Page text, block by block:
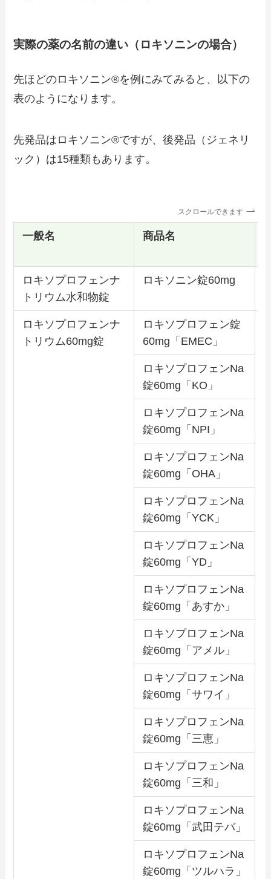
実際の薬の名前の違い（ロキソニンの場合）
先ほどのロキソニン®を例にみてみると、以下の
表のようになります。
先発品はロキソニン®ですが、後発品（ジェネリ
ック）は15種類もあります。
スクロールできます
一般名 商品名
ロキソプロフェンナ
トリウム水和物錠
ロキソニン錠60mg
ロキソプロフェンナ
トリウム60mg錠
ロキソプロフェン錠
60mg「EMEC」
ロキソプロフェンNa
錠60mg「KO」
ロキソプロフェンNa
錠60mg「NPI」
ロキソプロフェンNa
錠60mg「OHA」
ロキソプロフェンNa
錠60mg「YCK」
ロキソプロフェンNa
錠60mg「YD」
ロキソプロフェンNa
錠60mg「あすか」
ロキソプロフェンNa
錠60mg「アメル」
ロキソプロフェンNa
錠60mg「サワイ」
ロキソプロフェンNa
錠60mg「三恵」
ロキソプロフェンNa
錠60mg「三和」
ロキソプロフェンNa
錠60mg「武田テバ」
ロキソプロフェンNa
錠60mg「ツルハラ」